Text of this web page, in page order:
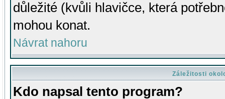
důležité (kvůli hlavičce, která
mohou konat.
Návrat nahoru
Záležitosti
Kdo napsal tento program?